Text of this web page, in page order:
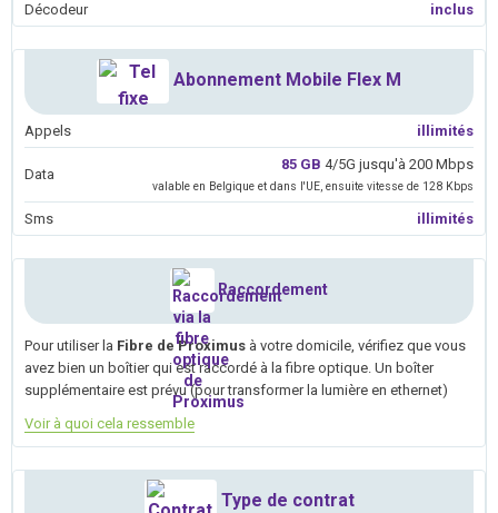
Décodeur
inclus
Abonnement Mobile Flex M
Appels illimités
Data
85 GB 4/5G jusqu'à 200 Mbps
valable en Belgique et dans l'UE, ensuite vitesse de 128 Kbps
Sms illimités
Raccordement
Pour utiliser la Fibre de Proximus à votre domicile, vérifiez que vous
avez bien un boîtier qui est raccordé à la fibre optique. Un boîter
supplémentaire est prévu (pour transformer la lumière en ethernet)
Voir à quoi cela ressemble
Type de contrat